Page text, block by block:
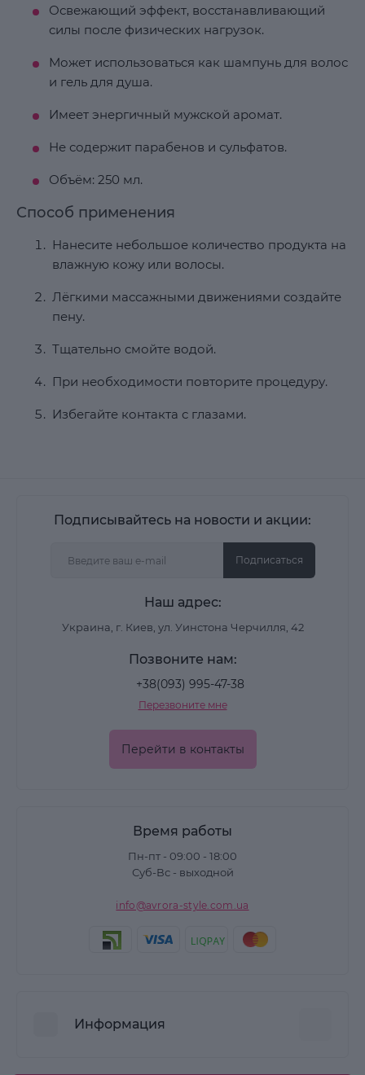
Освежающий эффект, восстанавливающий
силы после физических нагрузок.
Может использоваться как шампунь для волос
и гель для душа.
Имеет энергичный мужской аромат.
Не содержит парабенов и сульфатов.
Объём: 250 мл.
Способ применения
Нанесите небольшое количество продукта на
влажную кожу или волосы.
Лёгкими массажными движениями создайте
пену.
Тщательно смойте водой.
При необходимости повторите процедуру.
Избегайте контакта с глазами.
Подписывайтесь на новости и акции:
Подписаться
Наш адрес:
Украина, г. Киев, ул. Уинстона Черчилля, 42
Позвоните нам:
+38(093) 995-47-38
Перезвоните мне
Перейти в контакты
Время работы
Пн-пт - 09:00 - 18:00
Суб-Вс - выходной
info@avrora-style.com.ua
Информация